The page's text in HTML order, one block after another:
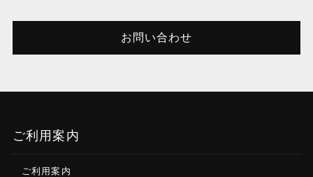
お問い合わせ
ご利用案内
ご利用案内